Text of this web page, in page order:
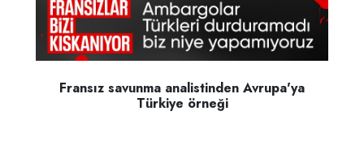
Fransız savunma analistinden Avrupa'ya
Türkiye örneği